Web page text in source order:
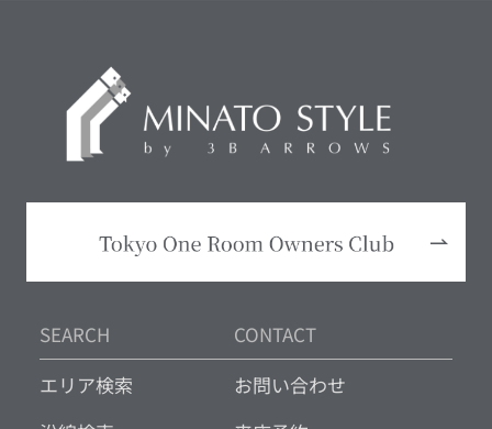
SEARCH
エリア検索
CONTACT
お問い合わせ